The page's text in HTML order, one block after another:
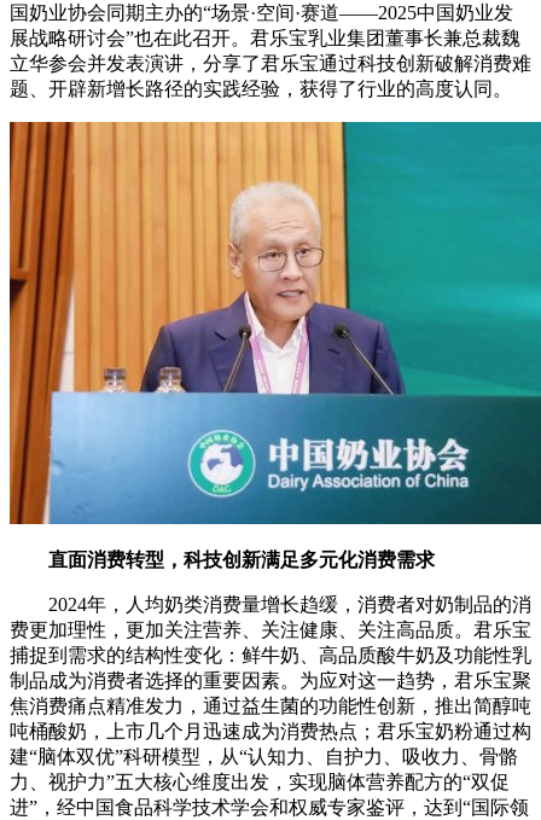
国奶业协会同期主办的“场景·空间·赛道——2025中国奶业发
展战略研讨会”也在此召开。君乐宝乳业集团董事长兼总裁魏
立华参会并发表演讲，分享了君乐宝通过科技创新破解消费难
题、开辟新增长路径的实践经验，获得了行业的高度认同。
直面消费转型，科技创新满足多元化消费需求
2024年，人均奶类消费量增长趋缓，消费者对奶制品的消
费更加理性，更加关注营养、关注健康、关注高品质。君乐宝
捕捉到需求的结构性变化：鲜牛奶、高品质酸牛奶及功能性乳
制品成为消费者选择的重要因素。为应对这一趋势，君乐宝聚
焦消费痛点精准发力，通过益生菌的功能性创新，推出简醇吨
吨桶酸奶，上市几个月迅速成为消费热点；君乐宝奶粉通过构
建“脑体双优”科研模型，从“认知力、自护力、吸收力、骨骼
力、视护力”五大核心维度出发，实现脑体营养配方的“双促
进”，经中国食品科学技术学会和权威专家鉴评，达到“国际领